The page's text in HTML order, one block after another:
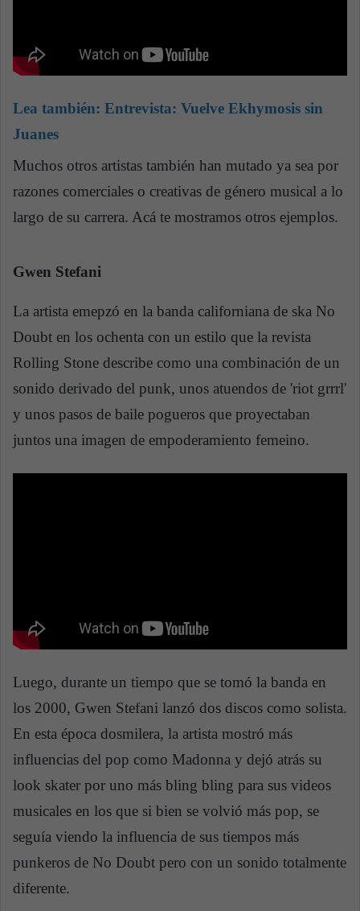
Lea también: Entrevista: Vuelve Ekhymosis sin
Juanes
Muchos otros artistas también han mutado ya sea por
razones comerciales o creativas de género musical a lo
largo de su carrera. Acá te mostramos otros ejemplos.
Gwen Stefani
La artista emepzó en la banda californiana de ska No
Doubt en los ochenta con un estilo que la revista
Rolling Stone describe como una combinación de un
sonido derivado del punk, unos atuendos de 'riot grrrl'
y unos pasos de baile pogueros que proyectaban
juntos una imagen de empoderamiento femeino.
Luego, durante un tiempo que se tomó la banda en
los 2000, Gwen Stefani lanzó dos discos como solista.
En esta época dosmilera, la artista mostró más
influencias del pop como Madonna y dejó atrás su
look skater por uno más bling bling para sus videos
musicales en los que si bien se volvió más pop, se
seguía viendo la influencia de sus tiempos más
punkeros de No Doubt pero con un sonido totalmente
diferente.